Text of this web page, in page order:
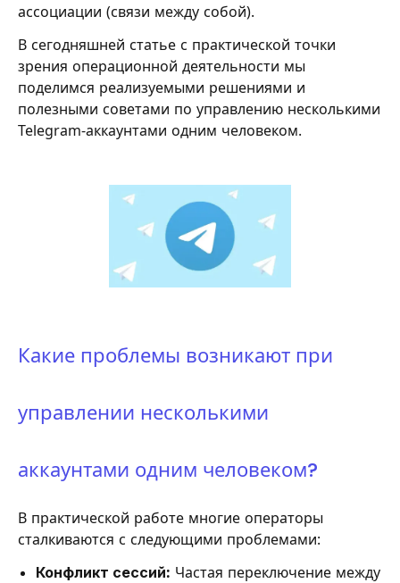
ассоциации (связи между собой).
В сегодняшней статье с практической точки
зрения операционной деятельности мы
поделимся реализуемыми решениями и
полезными советами по управлению несколькими
Telegram-аккаунтами одним человеком.
Какие проблемы возникают при
управлении несколькими
аккаунтами одним человеком?
В практической работе многие операторы
сталкиваются с следующими проблемами:
Конфликт сессий: Частая переключение между